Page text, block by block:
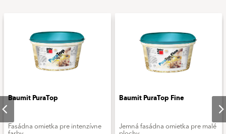
Baumit PuraTop
Fasádna omietka pre intenzívne
Baumit PuraTop Fine
Jemná fasádna omietka pre malé